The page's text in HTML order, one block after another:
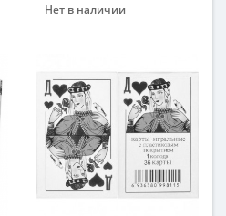
Нет в наличии
От 3-х лет
Материал
Пластик